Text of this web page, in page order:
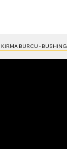
BURCU - BUSHING